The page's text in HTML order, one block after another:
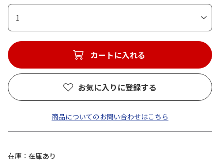
1
カートに入れる
お気に入りに登録する
商品についてのお問い合わせはこちら
在庫
在庫あり